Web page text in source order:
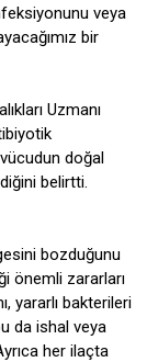
veya
bir
Uzmanı
vücudun doğal
belirtti.
bozduğunu
önemli zararları
yararlı bakterileri
da ishal veya
her ilaçta